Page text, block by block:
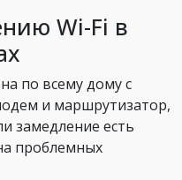
Wi-Fi в
по всему дому с
и маршрутизатор,
замедление есть
проблемных